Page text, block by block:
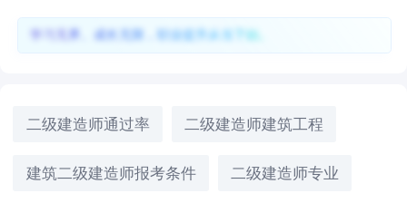
学习无界、成长无限，职业提升从当下始。
二级建造师通过率 二级建造师建筑工程
建筑二级建造师报考条件 二级建造师专业